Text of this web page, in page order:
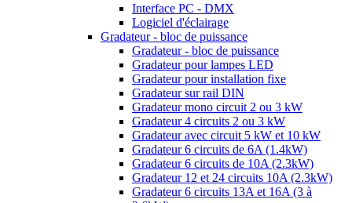
Interface PC - DMX
Logiciel d'éclairage
Gradateur - bloc de puissance
Gradateur - bloc de puissance
Gradateur pour lampes LED
Gradateur pour installation fixe
Gradateur sur rail DIN
Gradateur mono circuit 2 ou 3 kW
Gradateur 4 circuits 2 ou 3 kW
Gradateur avec circuit 5 kW et 10 kW
Gradateur 6 circuits de 6A (1.4kW)
Gradateur 6 circuits de 10A (2.3kW)
Gradateur 12 et 24 circuits 10A (2.3kW)
Gradateur 6 circuits 13A et 16A (3 à